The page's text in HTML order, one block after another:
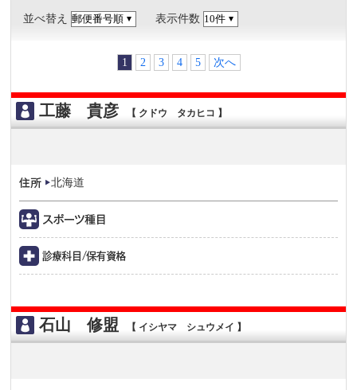
並べ替え 表示件数
1 2 3 4 5 次へ
工藤 貴彦 【 クドウ タカヒコ 】
北海道
石山 修盟 【 イシヤマ シュウメイ 】